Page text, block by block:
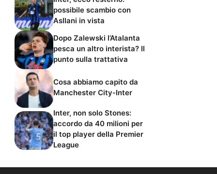
possibile scambio con
Asllani in vista
Dopo Zalewski l’Atalanta
pesca un altro interista? Il
punto sulla trattativa
Cosa abbiamo capito da
Manchester City-Inter
Inter, non solo Stones:
accordo da 40 milioni per
il top player della Premier
League